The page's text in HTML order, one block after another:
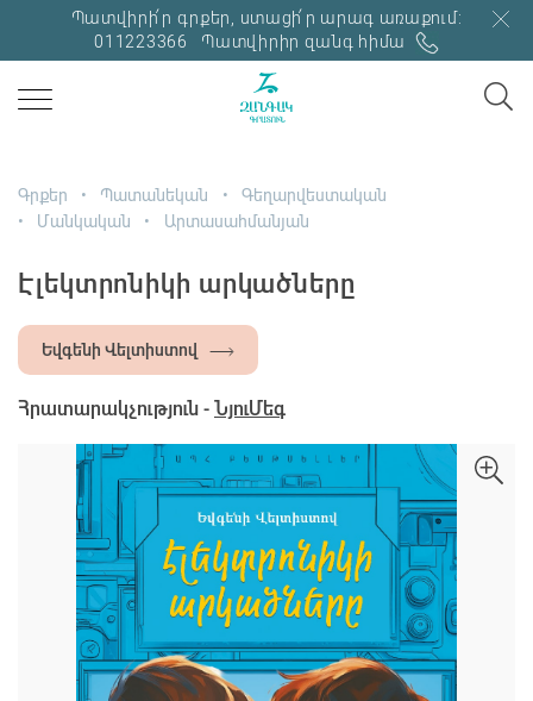
Պատվիրի՛ր գրքեր, ստացի՛ր արագ առաքում:
011223366
Պատվիրիր զանգ հիմա
Գրքեր Պատանեկան
Գեղարվեստական
Մանկական
Արտասահմանյան
Էլեկտրոնիկի արկածները
Եվգենի Վելտիստով
Հրատարակչություն - ՆյուՄեգ